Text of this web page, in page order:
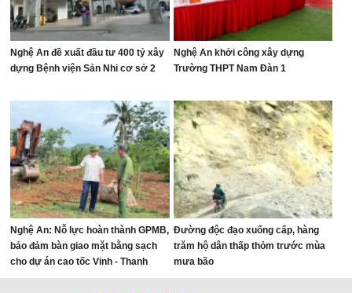
Nghệ An đề xuất đầu tư 400 tỷ xây
dựng Bệnh viện Sản Nhi cơ sở 2
Nghệ An khởi công xây dựng
Trường THPT Nam Đàn 1
Nghệ An: Nỗ lực hoàn thành GPMB,
bảo đảm bàn giao mặt bằng sạch
cho dự án cao tốc Vinh - Thanh
Thủy
Đường độc đạo xuống cấp, hàng
trăm hộ dân thấp thỏm trước mùa
mưa bão